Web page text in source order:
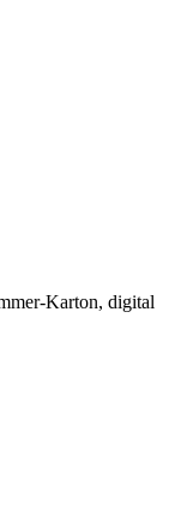
Karton, digital